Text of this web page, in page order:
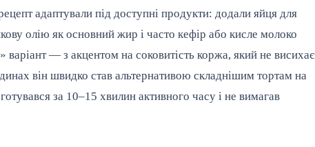
адаптували під доступні продукти: додали яйця для
олію як основний жир і часто кефір або кисле молоко
варіант — з акцентом на соковитість коржа, який не висихає
він швидко став альтернативою складнішим тортам на
за 10–15 хвилин активного часу і не вимагав